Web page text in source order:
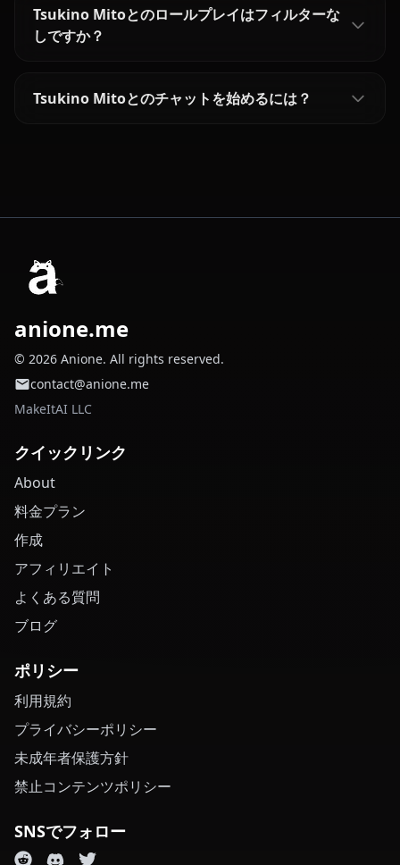
Tsukino Mitoとのロールプレイはフィルターな
しですか？
Tsukino Mitoとのチャットを始めるには？
anione.me
© 2026 Anione. All rights reserved.
contact@anione.me
MakeItAI LLC
クイックリンク
About
料金プラン
作成
アフィリエイト
よくある質問
ブログ
ポリシー
利用規約
プライバシーポリシー
未成年者保護方針
禁止コンテンツポリシー
SNSでフォロー